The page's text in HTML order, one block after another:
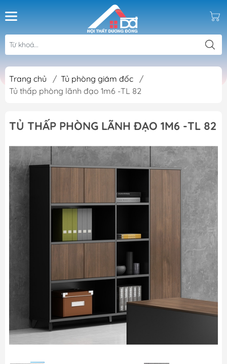
Trang chủ / Tủ phòng giám đốc
/
Tủ thấp phòng lãnh đạo 1m6 -TL 82
TỦ THẤP PHÒNG LÃNH ĐẠO 1M6 -TL 82